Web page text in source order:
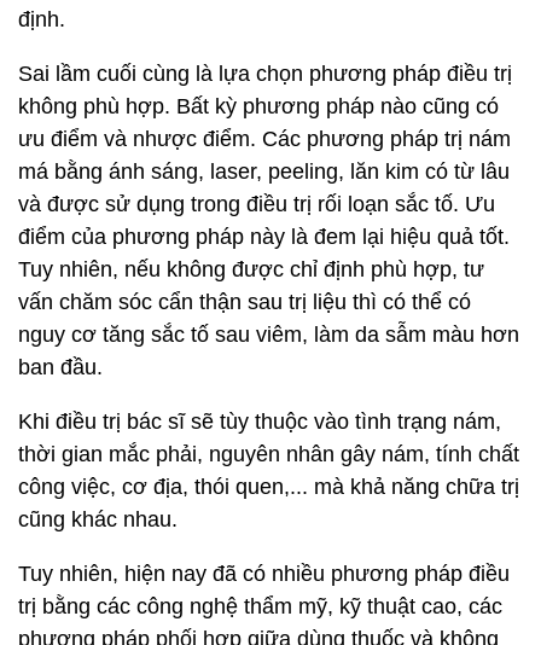
định.
Sai lầm cuối cùng là lựa chọn phương pháp điều trị
không phù hợp. Bất kỳ phương pháp nào cũng có
ưu điểm và nhược điểm. Các phương pháp trị nám
má bằng ánh sáng, laser, peeling, lăn kim có từ lâu
và được sử dụng trong điều trị rối loạn sắc tố. Ưu
điểm của phương pháp này là đem lại hiệu quả tốt.
Tuy nhiên, nếu không được chỉ định phù hợp, tư
vấn chăm sóc cẩn thận sau trị liệu thì có thể có
nguy cơ tăng sắc tố sau viêm, làm da sẫm màu hơn
ban đầu.
Khi điều trị bác sĩ sẽ tùy thuộc vào tình trạng nám,
thời gian mắc phải, nguyên nhân gây nám, tính chất
công việc, cơ địa, thói quen,... mà khả năng chữa trị
cũng khác nhau.
Tuy nhiên, hiện nay đã có nhiều phương pháp điều
trị bằng các công nghệ thẩm mỹ, kỹ thuật cao, các
phương pháp phối hợp giữa dùng thuốc và không